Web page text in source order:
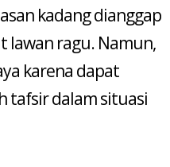
kadang dianggap
lawan ragu. Namun,
karena dapat
tafsir dalam situasi